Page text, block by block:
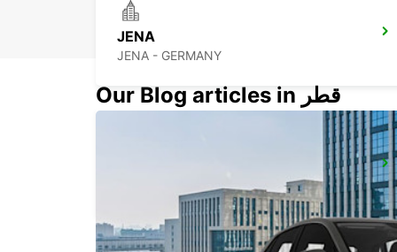
JENA
JENA - GERMANY
BAYREUTH - GERMANY
Our Blog articles in قطر